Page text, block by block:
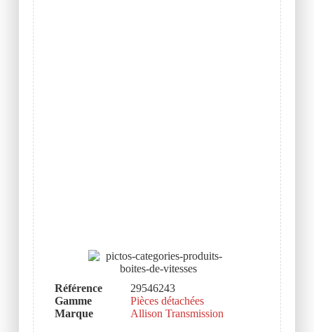
Référence
29546243
Gamme
Pièces détachées
Marque
Allison Transmission